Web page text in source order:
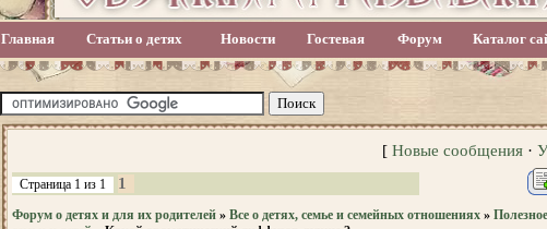
Главная Статьи о детях Новости Гостевая Форум Каталог
[ Новые сообщения ·
Страница 1 из 1 1
Форум о детях и для их родителей » Все о детях, семье и семейных отношениях »